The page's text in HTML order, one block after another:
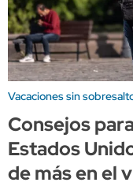
Vacaciones sin
Consejos
Estados
de más en el